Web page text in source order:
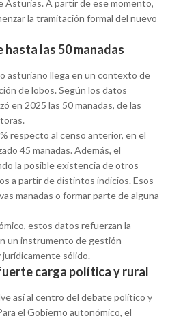
Asturias. A partir de ese momento,
la tramitación formal del nuevo
hasta las 50 manadas
asturiano llega en un contexto de
de lobos. Según los datos
en 2025 las 50 manadas, de las
respecto al censo anterior, en el
45 manadas. Además, el
la posible existencia de otros
a partir de distintos indicios. Esos
manadas o formar parte de alguna
estos datos refuerzan la
un instrumento de gestión
sólido.
carga política y rural
así al centro del debate político y
el Gobierno autonómico, el